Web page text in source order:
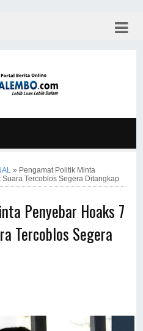
» Pengamat Politik Minta
Tercoblos Segera Ditangkap
Penyebar Hoaks 7
Tercoblos Segera